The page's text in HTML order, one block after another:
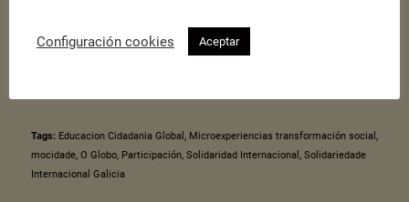
iniciativas que se están desenvolvendo na nosa contorna, seguindo os
Obxectivos de Desenvolvemento Sostible.
Tags: Educacion Cidadania Global Microexperiencias transformación social
mocidade, O Globo, Participación, Solidaridad Internacional
Solidariedade
Internacional Galicia
Configuración cookies Aceptar